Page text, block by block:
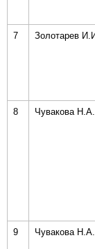
7 Золотарев
8 Чувакова Н.А.
9 Чувакова Н.А.